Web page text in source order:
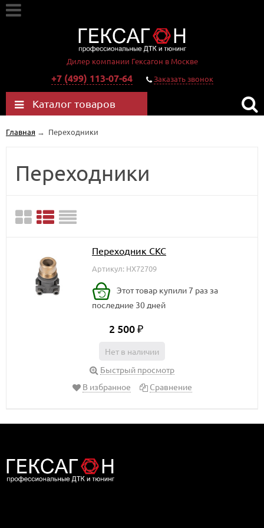
Дилер компании Гексагон в Москве
+7 (499) 113-07-64 Заказать звонок
Каталог товаров
Главная → Переходники
Переходники
Переходник СКС
Артикул: HX72709
Этот товар купили 7 раз за
последние 30 дней
2 500
Нет в наличии
Быстрый просмотр
В избранное
Сравнение